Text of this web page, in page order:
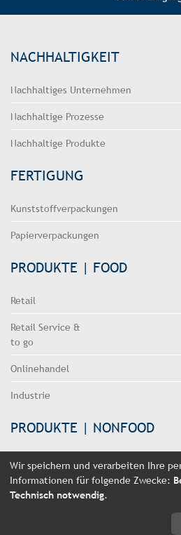
NACHHALTIGKEIT
Nachhaltiges Unternehmen
Nachhaltige Prozesse
Nachhaltige Produkte
FERTIGUNG
Kunststoffverpackungen
Papierverpackungen
PRODUKTE | FOOD
Retail
Retail Service &
to go
Onlinehandel
Industrie
PRODUKTE | NONFOOD
Retail
Onlinehandel
Wir speichern und verarbeiten Ihre
Informationen für folgende Zwecke:
Technisch notwendig.